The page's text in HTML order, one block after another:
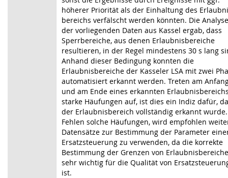
höherer Priorität als der Einhaltung des
bereichs verfälscht werden könnten. Die Analyse
der vorliegenden Daten aus Kassel ergab, dass
Sperrbereiche, aus denen Erlaubnisbereiche
resultieren, in der Regel mindestens 30 s lang
Anhand dieser Bedingung konnten die
Erlaubnisbereiche der Kasseler LSA mit zwei
auto­matisiert erkannt werden. Treten am
und am Ende eines erkannten
starke Häufungen auf, ist dies ein Indiz dafür,
der Erlaubnisbereich vollständig erkannt wurde.
Fehlen solche Häufungen, wird empfohlen
Datensätze zur Bestimmung der Parameter
Ersatzsteuerung zu verwenden, da die korrekte
Bestimmung der Grenzen von
sehr wichtig für die Qualität von
ist.